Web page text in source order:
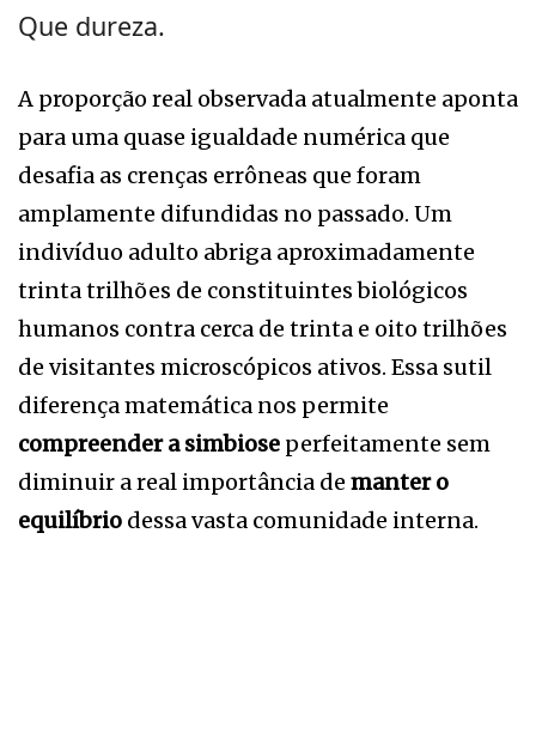
Que dureza.
A proporção real observada atualmente aponta
para uma quase igualdade numérica que
desafia as crenças errôneas que foram
amplamente difundidas no passado. Um
indivíduo adulto abriga aproximadamente
trinta trilhões de constituintes biológicos
humanos contra cerca de trinta e oito trilhões
de visitantes microscópicos ativos. Essa sutil
diferença matemática nos permite
compreender a simbiose perfeitamente sem
diminuir a real importância de manter o
equilíbrio dessa vasta comunidade interna.